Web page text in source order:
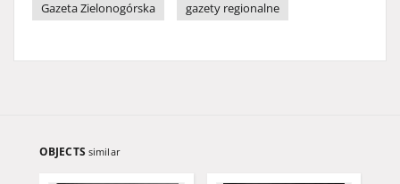
Gazeta Zielonogórska
gazety regionalne
OBJECTS similar